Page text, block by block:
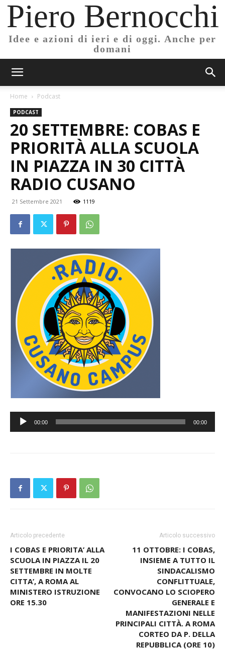
Piero Bernocchi
Idee e azioni di ieri e di oggi. Anche per
domani
Home Podcast
PODCAST
20 SETTEMBRE: COBAS E
PRIORITÀ ALLA SCUOLA
IN PIAZZA IN 30 CITTÀ
RADIO CUSANO
21 Settembre 2021 1119
Audio
Player
00:00 00:00
Articolo precedente
I COBAS E PRIORITA’ ALLA
SCUOLA IN PIAZZA IL 20
SETTEMBRE IN MOLTE
CITTA’, A ROMA AL
MINISTERO ISTRUZIONE
ORE 15.30
Articolo successivo
11 OTTOBRE: I COBAS,
INSIEME A TUTTO IL
SINDACALISMO
CONFLITTUALE,
CONVOCANO LO SCIOPERO
GENERALE E
MANIFESTAZIONI NELLE
PRINCIPALI CITTÀ. A ROMA
CORTEO DA P. DELLA
REPUBBLICA (ORE 10)